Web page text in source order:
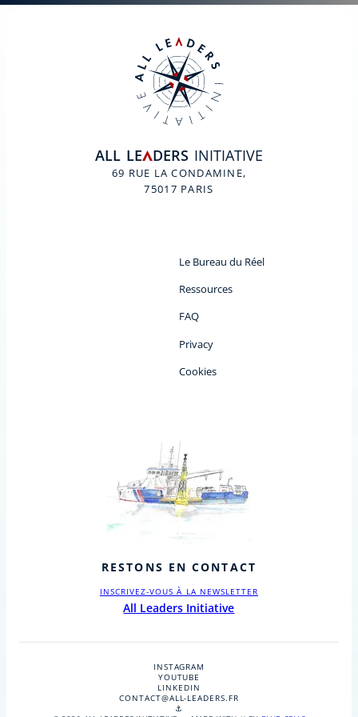
ALL LEADERS INITIATIVE
69 RUE LA CONDAMINE,
75017 PARIS
Le Bureau du Réel
Ressources
FAQ
Privacy
Cookies
RESTONS EN CONTACT
INSCRIVEZ-VOUS À LA NEWSLETTER
All Leaders Initiative
INSTAGRAM
YOUTUBE
LINKEDIN
CONTACT@ALL-LEADERS.FR
⚓